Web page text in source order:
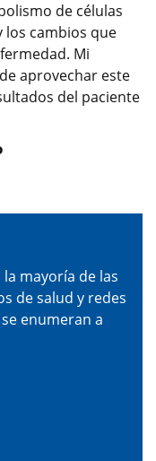
de células
cambios que
Mi
aprovechar este
del paciente
mayoría de las
de salud y redes
enumeran a